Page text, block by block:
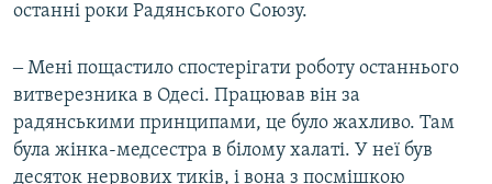
останні роки Радянського Союзу.
‒ Мені пощастило спостерігати роботу останнього
витверезника в Одесі. Працював він за
радянськими принципами, це було жахливо. Там
була жінка-медсестра в білому халаті. У неї був
десяток нервових тиків, і вона з посмішкою